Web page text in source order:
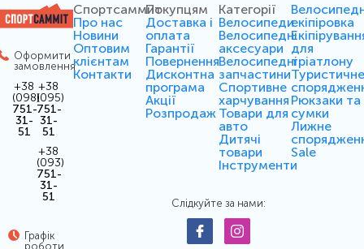
Оформити
замовлення
+38
(098)
751-
31-
51
+38
(095)
751-
31-
51
+38
(093)
751-
31-
51
Графік
роботи
Спортсаммит
Про нас
Новини
Оптовим
клієнтам
Контакти
Покупцям
Доставка і
оплата
Гарантії
Повернення
Дисконтна
програма
Акції
Розпродаж
Категорії
Велосипеди
Велосипедні
аксесуари
Велосипедні
запчастини
Спортивне
харчування
Товари для
авто
Дитячі
товари
Інструменти
екіпіровка
для
тріатлону
Рюкзаки та
сумки
Лижне
Sale
Слідкуйте за нами: